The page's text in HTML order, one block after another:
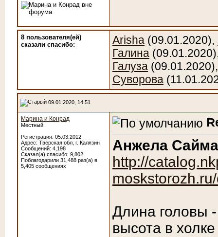
8 пользователя(ей)
сказали cпасибо:
Arisha (09.01.2020),
Галина
Галуза
Суворова
09.01.2020, 14:51
Марина и Конрад
Местный
Регистрация: 05.03.2012
Адрес: Тверская обл, г. Калязин
Сообщений: 4,198
Сказал(а) спасибо: 9,802
Поблагодарили 31,488 раз(а) в
5,405 сообщениях
Анжела Сайма
http://
Длина головы
высота в